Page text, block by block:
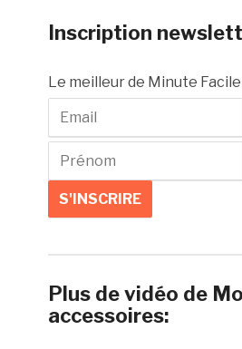
Inscription
Le meilleur de Minute Facile
Plus de vidéo de
accessoires: